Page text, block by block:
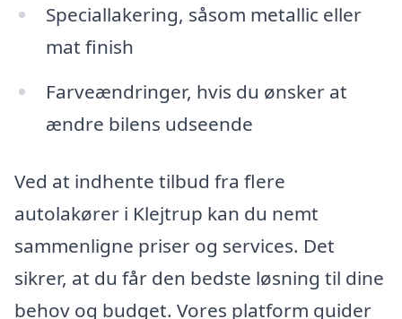
Speciallakering, såsom metallic eller
mat finish
Farveændringer, hvis du ønsker at
ændre bilens udseende
Ved at indhente tilbud fra flere
autolakører i Klejtrup kan du nemt
sammenligne priser og services. Det
sikrer, at du får den bedste løsning til dine
behov og budget. Vores platform guider